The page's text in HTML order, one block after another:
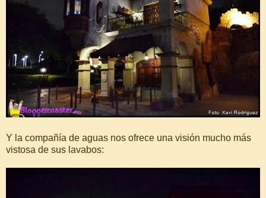
Y la compañía de aguas nos ofrece una visión mucho más
vistosa de sus lavabos: